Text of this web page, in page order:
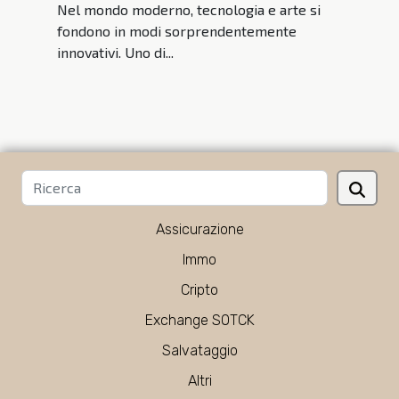
Nel mondo moderno, tecnologia e arte si
fondono in modi sorprendentemente
innovativi. Uno di...
Assicurazione
Immo
Cripto
Exchange SOTCK
Salvataggio
Altri